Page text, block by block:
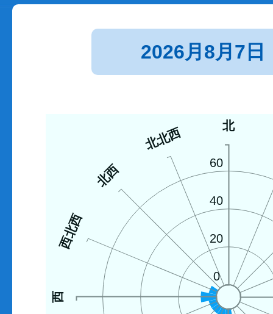
2026月8月7日
北
西
西北西
北西
北北西
0
20
40
60